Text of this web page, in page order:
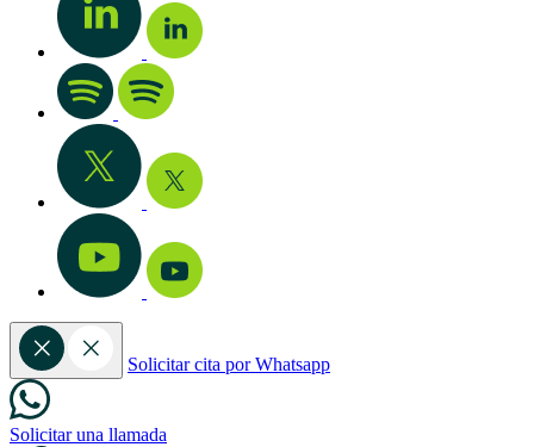
Solicitar cita por Whatsapp
Solicitar una llamada